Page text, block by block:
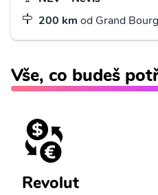
200 km od Grand Bourg
Vše, co budeš
Revolut